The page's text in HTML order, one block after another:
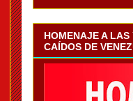
HOMENAJE A LAS
CAÍDOS DE